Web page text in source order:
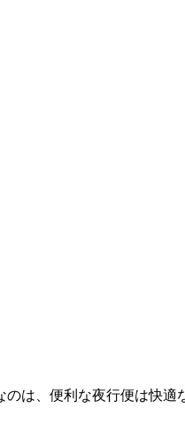
は、便利な夜行便は快適